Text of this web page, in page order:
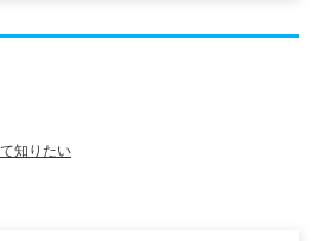
知りたい